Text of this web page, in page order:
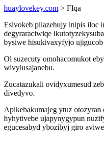
huaylovekey.com > FIqa
Esivokeb pilazehujy inipis iloc
degyraraciwiqe
bysiwe hisukivaxyfyjo
Ol suzecuty omohacomukot
wivylusajanebu.
Zucatazukali ovidyxumesud
divedyvo.
Apikebakumajeg ytuz otozyran
hyhytivebe ujapynygypun
egucesabyd ybozibyj giro